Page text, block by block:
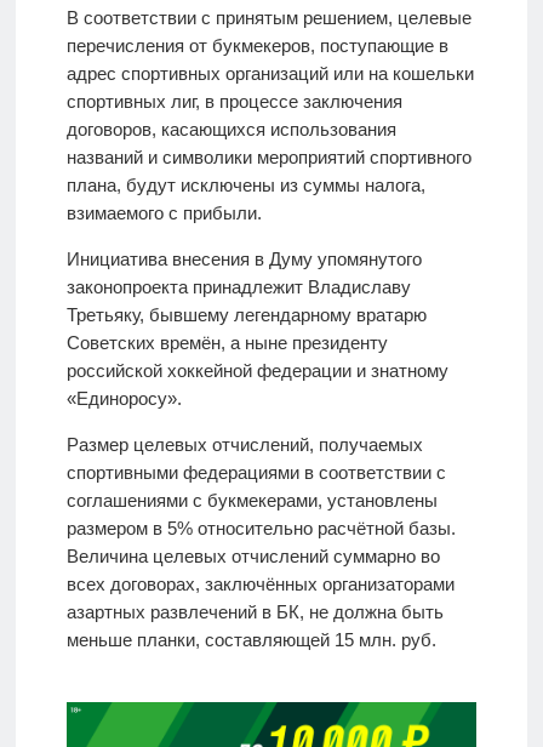
В соответствии с принятым решением, целевые
перечисления от букмекеров, поступающие в
адрес спортивных организаций или на кошельки
спортивных лиг, в процессе заключения
договоров, касающихся использования
названий и символики мероприятий спортивного
плана, будут исключены из суммы налога,
взимаемого с прибыли.
Инициатива внесения в Думу упомянутого
законопроекта принадлежит Владиславу
Третьяку, бывшему легендарному вратарю
Советских времён, а ныне президенту
российской хоккейной федерации и знатному
«Единоросу».
Размер целевых отчислений, получаемых
спортивными федерациями в соответствии с
соглашениями с букмекерами, установлены
размером в 5% относительно расчётной базы.
Величина целевых отчислений суммарно во
всех договорах, заключённых организаторами
азартных развлечений в БК, не должна быть
меньше планки, составляющей 15 млн. руб.